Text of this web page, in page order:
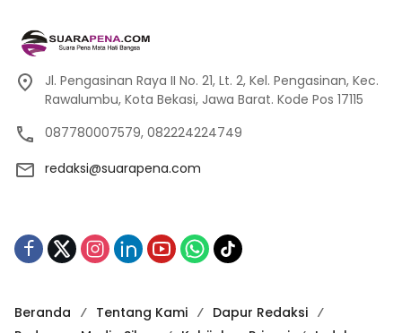
Jl. Pengasinan Raya II No. 21, Lt. 2, Kel. Pengasinan, Kec.
Rawalumbu, Kota Bekasi, Jawa Barat. Kode Pos 17115
087780007579, 082224224749
redaksi@suarapena.com
Beranda Tentang Kami
Dapur Redaksi